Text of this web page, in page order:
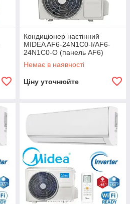
Кондиціонер настінний
MIDEA AF6-24N1C0-I/AF6-
24N1C0-O (панель AF6)
Немає в наявності
Ціну уточнюйте